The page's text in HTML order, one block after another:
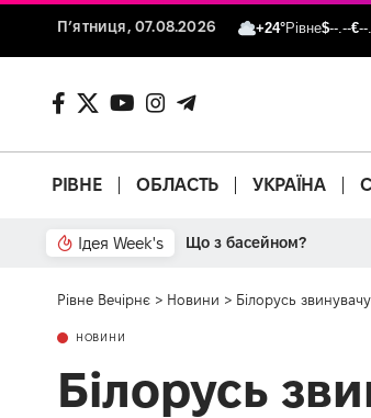
П’ятниця, 07.08.2026 +24°Рівне$--.--€--
РІВНЕ ОБЛАСТЬ УКРАЇНА
Ідея Week's Що з басейном?
Рівне Вечірнє > Новини > Білорусь
НОВИНИ
Білорусь